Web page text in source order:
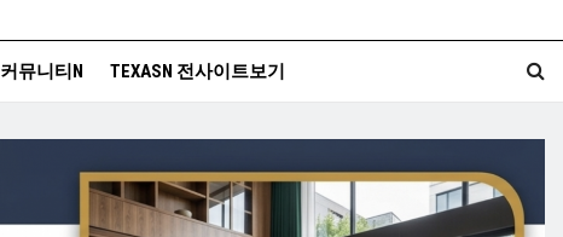
커뮤니티N TEXASN 전사이트보기